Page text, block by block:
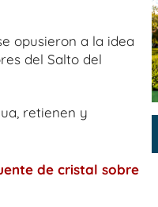
opusieron a la idea
del Salto del
retienen y
de cristal sobre